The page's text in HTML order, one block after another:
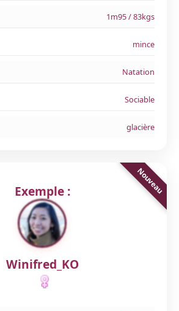
1m95 / 83kgs
mince
Natation
Sociable
glacière
Exemple :
Winifred_KO